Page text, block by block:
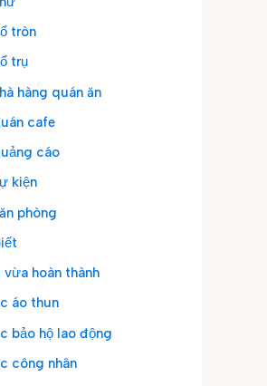
tròn
trụ
hàng quán ăn
cafe
cáo
kiện
phòng
hoàn thành
áo thun
bảo hộ lao động
công nhân